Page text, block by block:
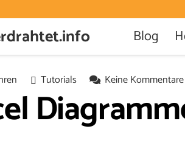
Blog
Tutorials Keine Kommentare